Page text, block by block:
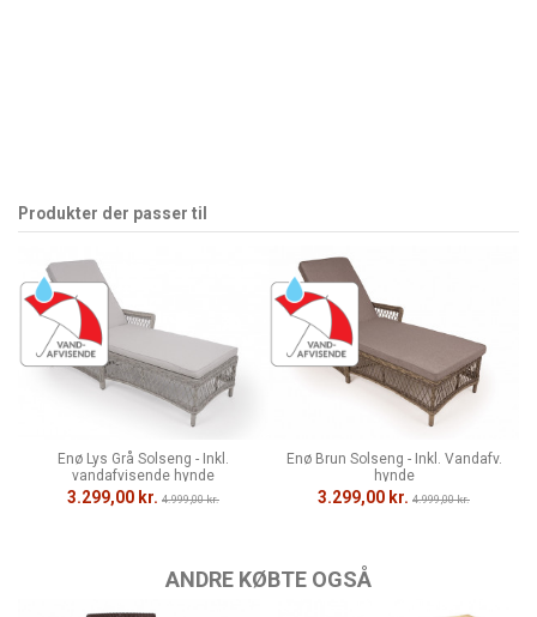
Produkter der passer til
Enø Lys Grå Solseng - Inkl.
vandafvisende hynde
3.299,00 kr. 4.999,00 kr.
Enø Brun Solseng - Inkl. Vandafv.
hynde
3.299,00 kr. 4.999,00 kr.
ANDRE KØBTE OGSÅ